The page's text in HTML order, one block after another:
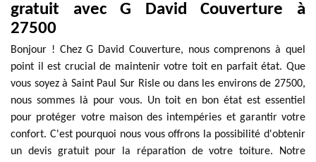
gratuit avec G David Couverture à
27500
Bonjour ! Chez G David Couverture, nous comprenons à quel
point il est crucial de maintenir votre toit en parfait état. Que
vous soyez à Saint Paul Sur Risle ou dans les environs de 27500,
nous sommes là pour vous. Un toit en bon état est essentiel
pour protéger votre maison des intempéries et garantir votre
confort. C'est pourquoi nous vous offrons la possibilité d'obtenir
un devis gratuit pour la réparation de votre toiture. Notre